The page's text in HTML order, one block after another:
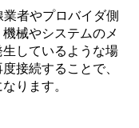
者やプロバイダ側
械やシステムのメ
しているような場
接続することで、
ります。